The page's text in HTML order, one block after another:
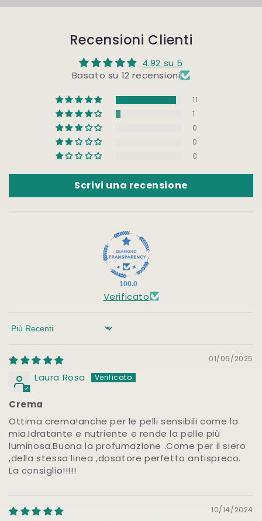
Recensioni Clienti
4.92 su 5
Basato su 12 recensioni
11
1
0
0
0
Scrivi una recensione
100.0
Verificato
Sort by
01/06/2025
Laura Rosa
Crema
Ottima crema!anche per le pelli sensibili come la
mia.Idratante e nutriente e rende la pelle più
luminosa.Buona la profumazione .Come per il siero
,della stessa linea ,dosatore perfetto antispreco.
La consiglio!!!!!
10/14/2024